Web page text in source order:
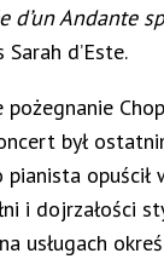
d’un Andante
d’Este.
był
opuścił
i dojrzałości
usługach